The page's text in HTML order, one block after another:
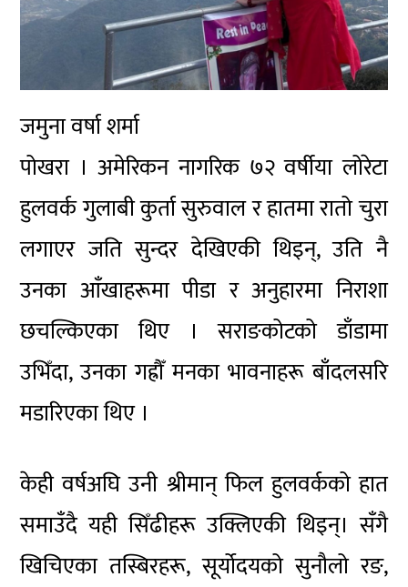
जमुना वर्षा शर्मा
पोखरा । अमेरिकन नागरिक ७२ वर्षीया लोरेटा
हुलवर्क गुलाबी कुर्ता सुरुवाल र हातमा रातो चुरा
लगाएर जति सुन्दर देखिएकी थिइन्, उति नै
उनका आँखाहरूमा पीडा र अनुहारमा निराशा
छचल्किएका थिए । सराङकोटको डाँडामा
उभिँदा, उनका गह्रौँ मनका भावनाहरू बाँदलसरि
मडारिएका थिए ।
केही वर्षअघि उनी श्रीमान् फिल हुलवर्कको हात
समाउँदै यही सिँढीहरू उक्लिएकी थिइन्। सँगै
खिचिएका तस्बिरहरू, सूर्योदयको सुनौलो रङ,